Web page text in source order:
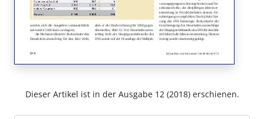
Dieser Artikel ist in der Ausgabe 12 (2018) erschienen.